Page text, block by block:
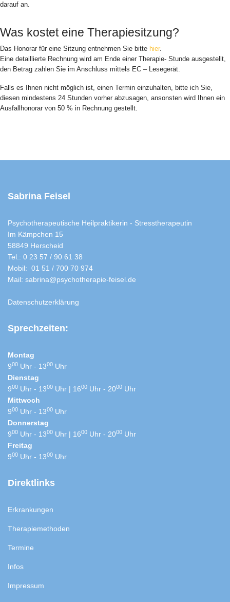
darauf an.
Was kostet eine Therapiesitzung?
Das Honorar für eine Sitzung entnehmen Sie bitte hier.
Eine detaillierte Rechnung wird am Ende einer Therapie- Stunde ausgestellt,
den Betrag zahlen Sie im Anschluss mittels EC – Lesegerät.
Falls es Ihnen nicht möglich ist, einen Termin einzuhalten, bitte ich Sie,
diesen mindestens 24 Stunden vorher abzusagen, ansonsten wird Ihnen ein
Ausfallhonorar von 50 % in Rechnung gestellt.
Sabrina Feisel
Psychotherapeutische Heilpraktikerin - Stresstherapeutin
Im Kämpchen 15
58849 Herscheid
Tel.: 0 23 57 / 90 61 38
Mobil: 01 51 / 700 70 974
Mail: sabrina@psychotherapie-feisel.de
Datenschutzerklärung
Sprechzeiten:
Montag
900 Uhr - 1300 Uhr
Dienstag
900 Uhr - 1300 Uhr | 1600 Uhr - 2000 Uhr
Mittwoch
900 Uhr - 1300 Uhr
Donnerstag
900 Uhr - 1300 Uhr | 1600 Uhr - 2000 Uhr
Freitag
900 Uhr - 1300 Uhr
Direktlinks
Erkrankungen
Therapiemethoden
Termine
Infos
Impressum